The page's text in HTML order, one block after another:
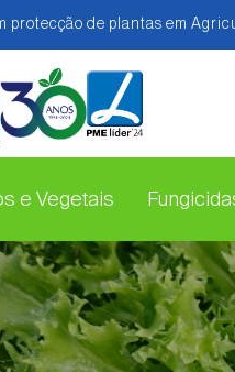
protecção de plantas em
e Vegetais